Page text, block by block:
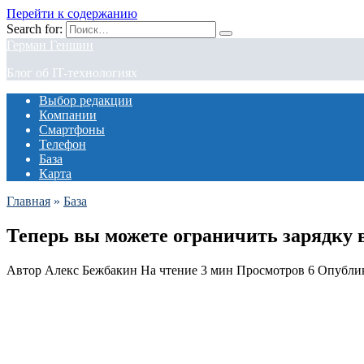
Перейти к содержанию
Search for:
Герман Геншин
Блог об IT-технологиях
Выбор редакции
Компании
Смартфоны
Телефон
База
Карта
Главная » База
Теперь вы можете ограничить зарядку
Автор Алекс Бежбакин На чтение 3 мин Просмотров 6